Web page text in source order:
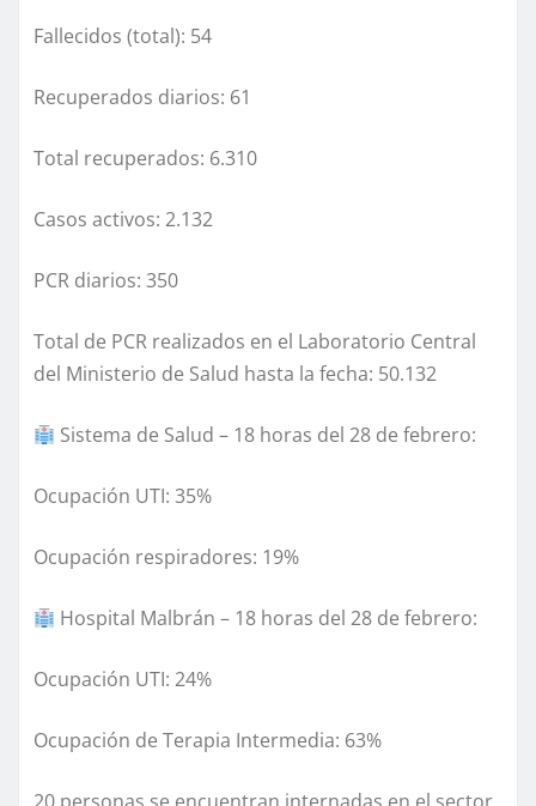
Fallecidos (total): 54
Recuperados diarios: 61
Total recuperados: 6.310
Casos activos: 2.132
PCR diarios: 350
Total de PCR realizados en el Laboratorio Central
del Ministerio de Salud hasta la fecha: 50.132
Sistema de Salud – 18 horas del 28 de febrero:
Ocupación UTI: 35%
Ocupación respiradores: 19%
Hospital Malbrán – 18 horas del 28 de febrero:
Ocupación UTI: 24%
Ocupación de Terapia Intermedia: 63%